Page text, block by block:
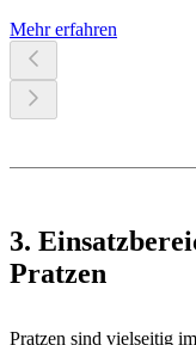
Mehr erfahren
3.
Pratzen
Pratzen sind vielseitig